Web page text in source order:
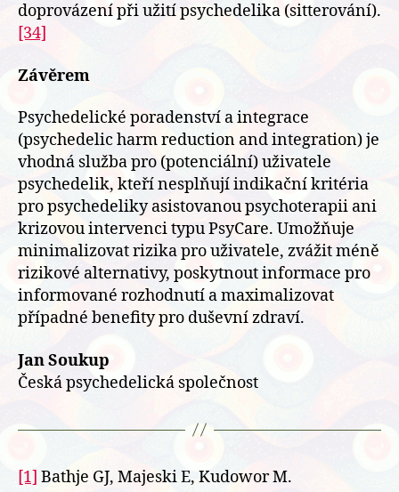
doprovázení při užití psychedelika (sitterování).
[34]
Závěrem
Psychedelické poradenství a integrace
(psychedelic harm reduction and integration) je
vhodná služba pro (potenciální) uživatele
psychedelik, kteří nesplňují indikační kritéria
pro psychedeliky asistovanou psychoterapii ani
krizovou intervenci typu PsyCare. Umožňuje
minimalizovat rizika pro uživatele, zvážit méně
rizikové alternativy, poskytnout informace pro
informované rozhodnutí a maximalizovat
případné benefity pro duševní zdraví.
Jan Soukup
Česká psychedelická společnost
[1] Bathje GJ, Majeski E, Kudowor M.